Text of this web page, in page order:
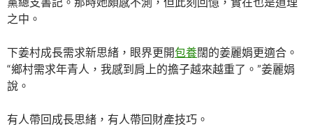
之中。
下姜村成長需求新思緒，眼界更開包養闊的姜麗娟更適合。
“鄉村需求年青人，我感到肩上的擔子越來越重了。”姜麗娟
說。
有人帶回成長思緒，有人帶回財產技巧。